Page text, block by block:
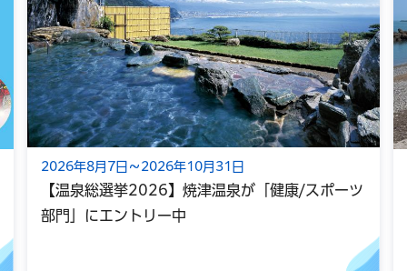
2026年8月7日～2026年10月31日
【温泉総選挙2026】焼津温泉が「健康/スポーツ
部門」にエントリー中